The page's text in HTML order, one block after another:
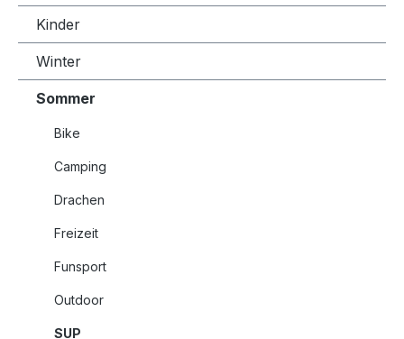
Kinder
Winter
Sommer
Bike
Camping
Drachen
Freizeit
Funsport
Outdoor
SUP